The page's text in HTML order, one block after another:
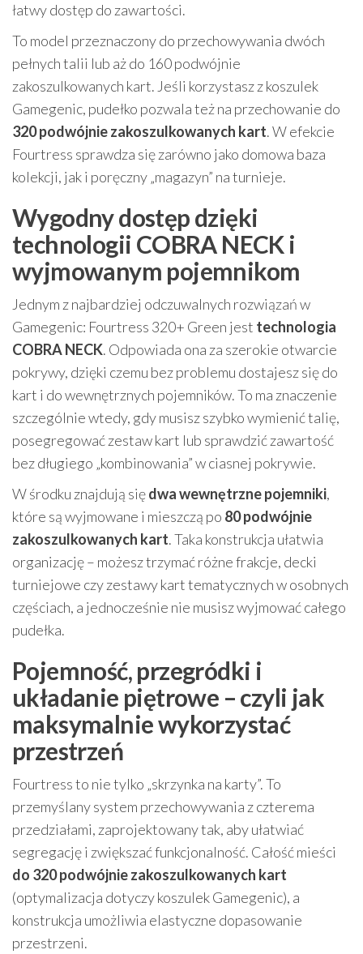
łatwy dostęp do zawartości.
To model przeznaczony do przechowywania dwóch
pełnych talii lub aż do 160 podwójnie
zakoszulkowanych kart. Jeśli korzystasz z koszulek
Gamegenic, pudełko pozwala też na przechowanie do
320 podwójnie zakoszulkowanych kart. W efekcie
Fourtress sprawdza się zarówno jako domowa baza
kolekcji, jak i poręczny „magazyn” na turnieje.
Wygodny dostęp dzięki
technologii COBRA NECK i
wyjmowanym pojemnikom
Jednym z najbardziej odczuwalnych rozwiązań w
Gamegenic: Fourtress 320+ Green jest technologia
COBRA NECK. Odpowiada ona za szerokie otwarcie
pokrywy, dzięki czemu bez problemu dostajesz się do
kart i do wewnętrznych pojemników. To ma znaczenie
szczególnie wtedy, gdy musisz szybko wymienić talię,
posegregować zestaw kart lub sprawdzić zawartość
bez długiego „kombinowania” w ciasnej pokrywie.
W środku znajdują siędwa wewnętrzne pojemniki,
które są wyjmowane i mieszczą po 80 podwójnie
zakoszulkowanych kart. Taka konstrukcja ułatwia
organizację – możesz trzymać różne frakcje, decki
turniejowe czy zestawy kart tematycznych w osobnych
częściach, a jednocześnie nie musisz wyjmować całego
pudełka.
Pojemność, przegródki i
układanie piętrowe – czyli jak
maksymalnie wykorzystać
przestrzeń
Fourtress to nie tylko „skrzynka na karty”. To
przemyślany system przechowywania z czterema
przedziałami, zaprojektowany tak, aby ułatwiać
segregację i zwiększać funkcjonalność. Całość mieści
do 320 podwójnie zakoszulkowanych kart
(optymalizacja dotyczy koszulek Gamegenic), a
konstrukcja umożliwia elastyczne dopasowanie
przestrzeni.